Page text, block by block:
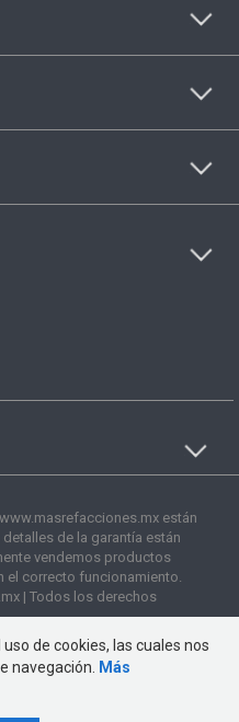
están
de la garantía están
vendemos productos
el correcto funcionamiento.
| Todos los derechos
de cookies, las cuales nos
navegación.
Más